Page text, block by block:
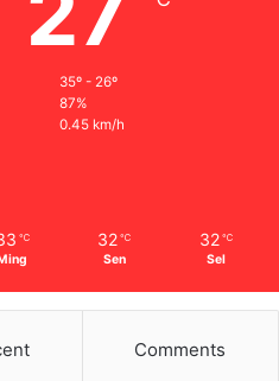
35º - 26º
87%
0.45 km/h
℃ 32 ℃
Sen
32 ℃
Sel
Comments